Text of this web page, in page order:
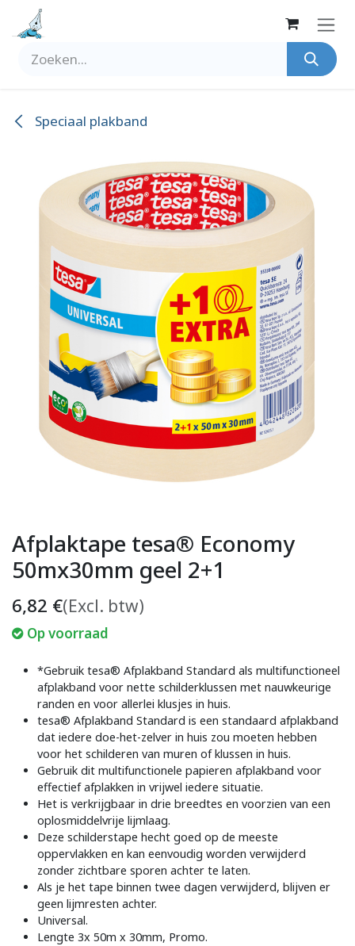
Overslaan naar inhoud
Speciaal plakband
Afplaktape tesa® Economy
50mx30mm geel 2+1
6,82 €(Excl. btw)
Op voorraad
*Gebruik tesa® Afplakband Standard als multifunctioneel
afplakband voor nette schilderklussen met nauwkeurige
randen en voor allerlei klusjes in huis.
tesa® Afplakband Standard is een standaard afplakband
dat iedere doe-het-zelver in huis zou moeten hebben
voor het schilderen van muren of klussen in huis.
Gebruik dit multifunctionele papieren afplakband voor
effectief afplakken in vrijwel iedere situatie.
Het is verkrijgbaar in drie breedtes en voorzien van een
oplosmiddelvrije lijmlaag.
Deze schilderstape hecht goed op de meeste
oppervlakken en kan eenvoudig worden verwijderd
zonder zichtbare sporen achter te laten.
Als je het tape binnen twee dagen verwijderd, blijven er
geen lijmresten achter.
Universal.
Lengte 3x 50m x 30mm, Promo.